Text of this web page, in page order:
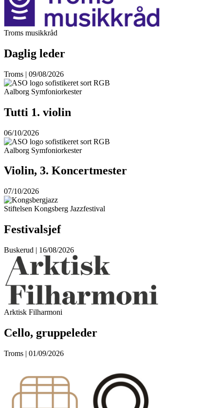
Troms musikkråd
Daglig leder
Troms | 09/08/2026
Aalborg Symfoniorkester
Tutti 1. violin
06/10/2026
Aalborg Symfoniorkester
Violin, 3. Koncertmester
07/10/2026
Stiftelsen Kongsberg Jazzfestival
Festivalsjef
Buskerud | 16/08/2026
Arktisk Filharmoni
Cello, gruppeleder
Troms | 01/09/2026